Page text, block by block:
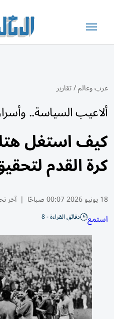
عرب وعالم/تقارير
ألاعيب السياسة.. وأسرار
كيف استغل
كرة القدم
18 يونيو 2026 00:07 صباحًا | آخر
استمع دقائق القراءة - 8